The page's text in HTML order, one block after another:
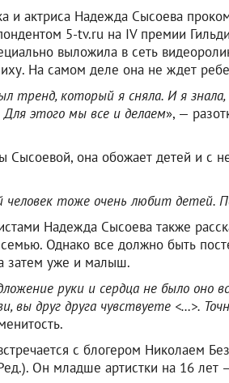
и актриса Надежда Сысоева
5-tv.ru на IV премии
выложила в сеть
На самом деле она не ждет
тренд, который я сняла. И я
этого мы все и делаем», —
она обожает детей и с
человек тоже очень любит детей.
Надежда Сысоева также
семью. Однако все должно быть
затем уже и малыш.
руки и сердца не было оно
вы друг друга чувствуете <…>.
с блогером Николаем
Он младше артистки на 16 лет